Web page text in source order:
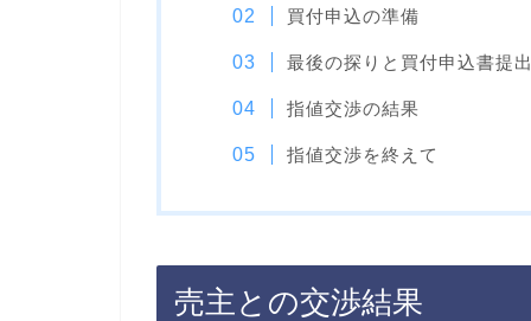
買付申込の準備
最後の探りと買付申込書提出
指値交渉の結果
指値交渉を終えて
売主との交渉結果